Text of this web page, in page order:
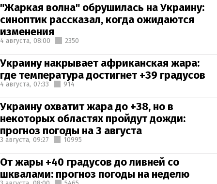
"Жаркая волна" обрушилась на Украину:
синоптик рассказал, когда ожидаются
изменения
4 августа, 08:00 2350
Украину накрывает африканская жара:
где температура достигнет +39 градусов
4 августа, 07:33 914
Украину охватит жара до +38, но в
некоторых областях пройдут дожди:
прогноз погоды на 3 августа
3 августа, 09:27 10995
От жары +40 градусов до ливней со
шквалами: прогноз погоды на неделю